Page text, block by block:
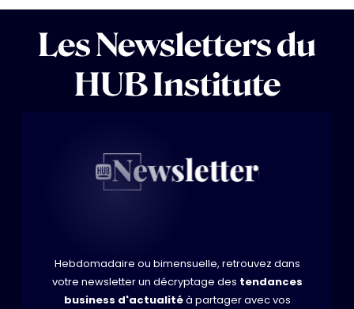
Les Newsletters du
HUB Institute
Hebdomadaire ou bimensuelle, retrouvez dans
votre newsletter un décryptage des tendances
business d'actualitéà partager avec vos